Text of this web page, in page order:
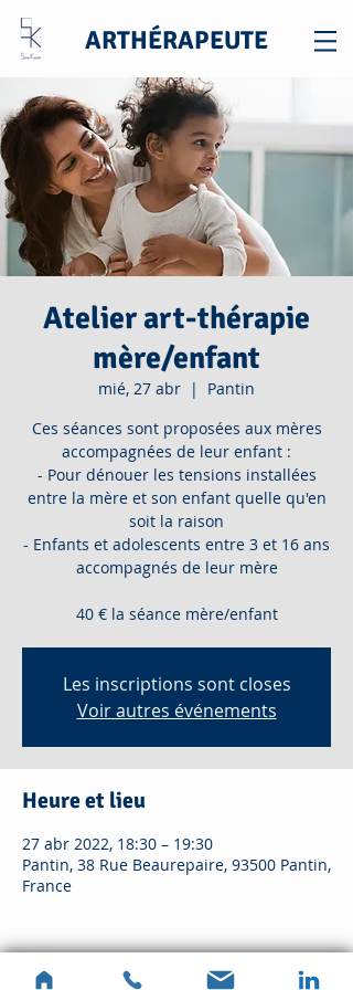
ARTHÉRAPEUTE
Atelier art-thérapie
mère/enfant
mié, 27 abr
  |
Pantin
Ces séances sont proposées aux mères
accompagnées de leur enfant :
- Pour dénouer les tensions installées
entre la mère et son enfant quelle qu'en
soit la raison
- Enfants et adolescents entre 3 et 16 ans
accompagnés de leur mère
40 € la séance mère/enfant
Les inscriptions sont closes
Voir autres événements
Heure et lieu
27 abr 2022, 18:30 – 19:30
Pantin, 38 Rue Beaurepaire, 93500 Pantin,
France